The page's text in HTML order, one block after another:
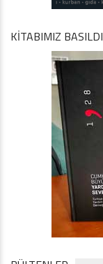
KİTABIMIZ BASILDI